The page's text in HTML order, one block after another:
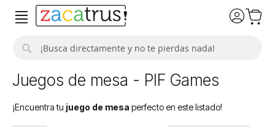
Juegos de mesa - PIF Games
¡Encuentra tu juego de mesa perfecto en este listado!